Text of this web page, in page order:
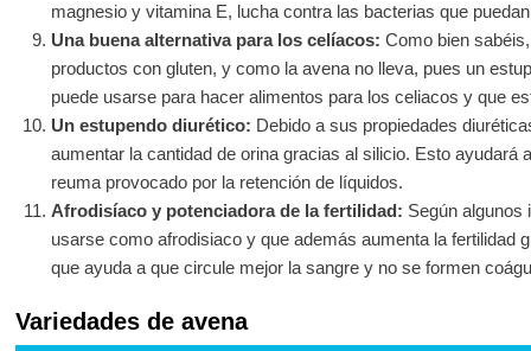
magnesio y vitamina E, lucha contra las bacterias que
Una buena alternativa para los celíacos: Como bien
productos con gluten, y como la avena no lleva, pues un
puede usarse para hacer alimentos para los celiacos y que
Un estupendo diurético: Debido a sus propiedades
aumentar la cantidad de orina gracias al silicio. Esto ayudará
reuma provocado por la retención de líquidos.
Afrodisíaco y potenciadora de la fertilidad: Según algunos
usarse como afrodisiaco y que además aumenta la fertilidad
que ayuda a que circule mejor la sangre y no se formen
Variedades de avena